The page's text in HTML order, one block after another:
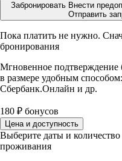
Забронировать Внести
Отправить
Пока платить не нужно.
бронирования
Мгновенное подтверждение
в размере удобным
Сбербанк.Онлайн и др.
180 ₽ бонусов
Цена и доступность
Выберите даты и количество
проживания